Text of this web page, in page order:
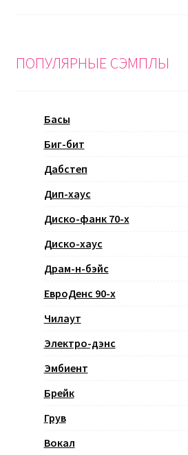
ПОПУЛЯРНЫЕ СЭМПЛЫ
Басы
Биг-бит
Дабстеп
Дип-хаус
Диско-фанк 70-х
Диско-хаус
Драм-н-бэйс
ЕвроДенс 90-х
Чилаут
Электро-дэнс
Эмбиент
Брейк
Грув
Вокал